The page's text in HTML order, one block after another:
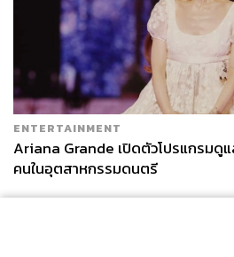
ENTERTAINMENT
Ariana Grande เปิดตัวโปรแกรมดู
คนในอุตสาหกรรมดนตรี